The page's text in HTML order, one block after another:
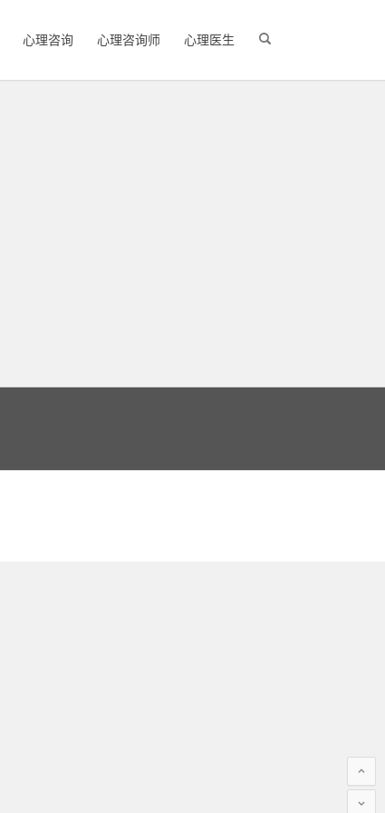
心理咨询 心理咨询师 心理医生